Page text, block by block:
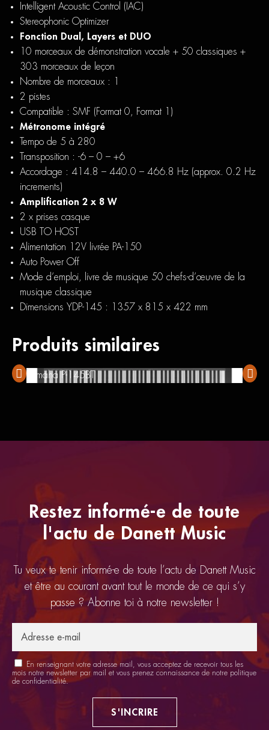
Intelligent Acoustic Control (IAC)
Stereophonic Optimizer
Fonction Dual, Layers et DUO
10 morceaux de démonstration vocale + 50 classiques +
303 morceaux de leçon
Nombre de morceaux : 1
2 pistes
Compatible : SMF (Format 0, Format 1)
Métronome intégré
Tempo de 5 à 280
Transposition : -6 – 0 – +6
Accordage : 414.8 – 440.0 – 466.8 Hz (approx. 0.2 Hz
increments)
Amplification 2 x 8 W
2 x prises casque
USB TO HOST
Alimentation 12V livrée PA-150
Auto Power Off
Mode d’emploi, livre de musique 50 chefs-d’œuvre de la
musique classique
Dimensions YDP-145 : 1357 x 815 x 422 mm
Produits similaires
Yamaha P-145BT
Restez informé-e de toute
l'actu de Danett Music
Tu veux te tenir informé-e de toute l’actu de Danett Music
et être au courant avant tout le monde de ce qui s’y
passe ? Abonne toi à notre newsletter !
En renseignant votre adresse mail, vous acceptez de recevoir tous les
mois notre newsletter par mail et vous prenez connaissance de notre politique
de confidentialité.
S'INCRIRE